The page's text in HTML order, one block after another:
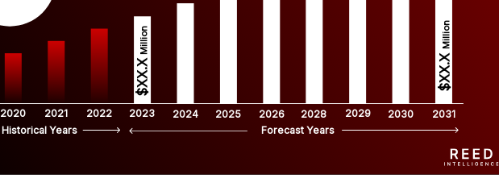
2020 2021 2022 2023 2024 2025 2026 2028 2029 2030 2031
$XX.X
Million
$XX.X
Million
Historical Years Forecast Years